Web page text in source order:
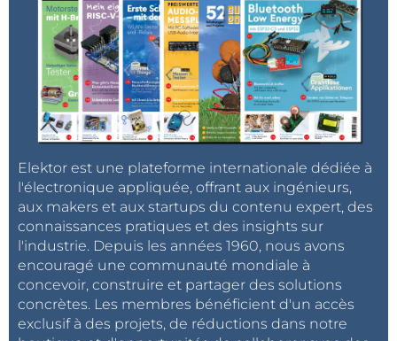
les performances et d'accélérer la conception de
l'amplificateur au sein de leur système.
Le GMICP2731-10 assure la fidélité du signal en permettant aux stations
terrestres de transmettre à des fréquences RF élevées, sans sacrifier la
Elektor est une plateforme internationale dédiée à
l'électronique appliquée, offrant aux ingénieurs,
aux makers et aux startups du contenu expert, des
connaissances pratiques et des insights sur
l'industrie. Depuis les années 1960, nous avons
encouragé une communauté mondiale à
concevoir, construire et partager des solutions
concrètes. Les membres bénéficient d'un accès
exclusif à des projets, de réductions dans notre